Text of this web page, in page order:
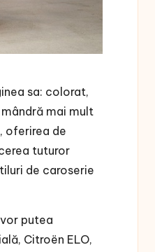
sa: colorat,
mai mult
oferirea de
tuturor
de caroserie
putea
Citroën ELO,